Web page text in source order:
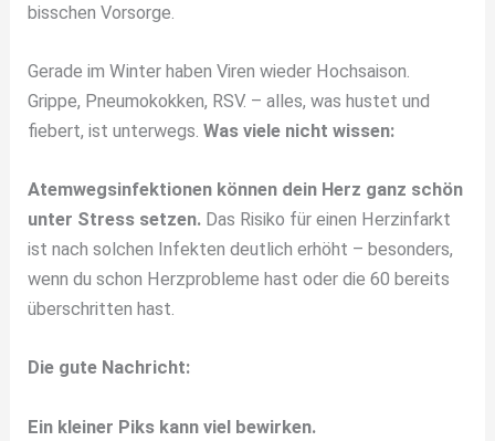
bisschen Vorsorge.
Gerade im Winter haben Viren wieder Hochsaison.
Grippe, Pneumokokken, RSV. – alles, was hustet und
fiebert, ist unterwegs.Was viele nicht wissen:
Atemwegsinfektionen können dein Herz ganz schön
unter Stress setzen. Das Risiko für einen Herzinfarkt
ist nach solchen Infekten deutlich erhöht – besonders,
wenn du schon Herzprobleme hast oder die 60 bereits
überschritten hast.
Die gute Nachricht:
Ein kleiner Piks kann viel bewirken.